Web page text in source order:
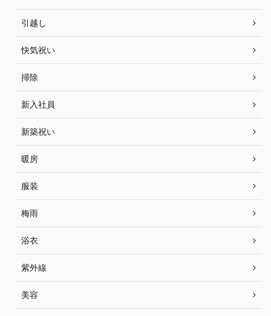
引越し
快気祝い
掃除
新入社員
新築祝い
暖房
服装
梅雨
浴衣
紫外線
美容